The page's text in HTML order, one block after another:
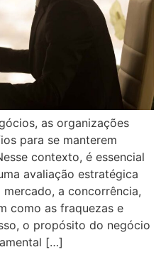
as organizações
para se manterem
contexto, é essencial
avaliação estratégica
a concorrência,
como as fraquezas e
o propósito do negócio
[…]